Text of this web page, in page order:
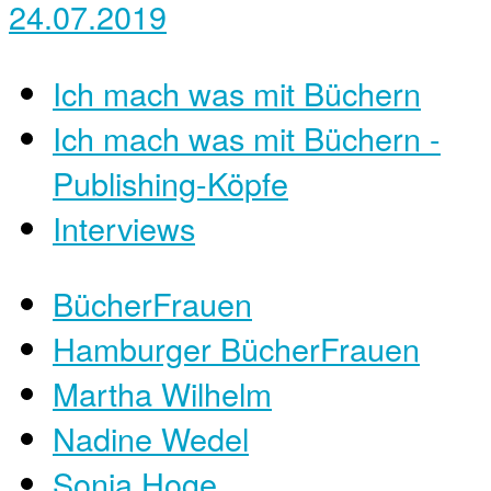
24.07.2019
Ich mach was mit Büchern
Ich mach was mit Büchern -
Publishing-Köpfe
Interviews
BücherFrauen
Hamburger BücherFrauen
Martha Wilhelm
Nadine Wedel